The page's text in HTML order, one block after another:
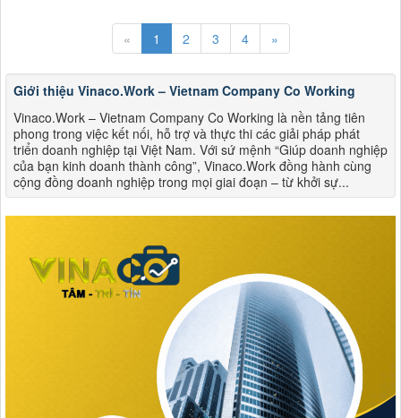
« 1 2 3 4 »
Giới thiệu Vinaco.Work – Vietnam Company Co Working
Vinaco.Work – Vietnam Company Co Working là nền tảng tiên
phong trong việc kết nối, hỗ trợ và thực thi các giải pháp phát
triển doanh nghiệp tại Việt Nam. Với sứ mệnh “Giúp doanh nghiệp
của bạn kinh doanh thành công”, Vinaco.Work đồng hành cùng
cộng đồng doanh nghiệp trong mọi giai đoạn – từ khởi sự...